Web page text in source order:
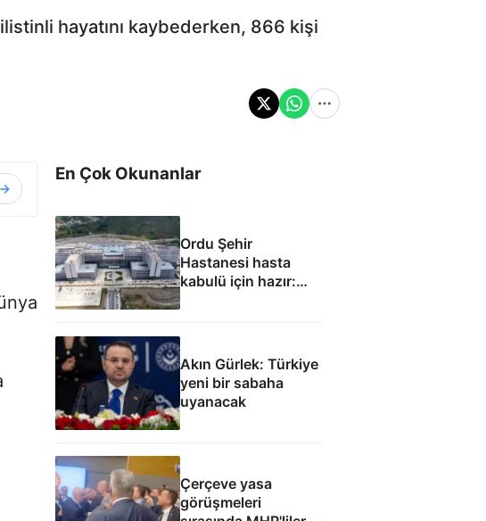
hayatını kaybederken, 866 kişi
En Çok Okunanlar
Ordu Şehir
Hastanesi hasta
kabulü için hazır:
Eylül ayında
hedefleniyor
Akın Gürlek: Türkiye
yeni bir sabaha
uyanacak
Çerçeve yasa
görüşmeleri